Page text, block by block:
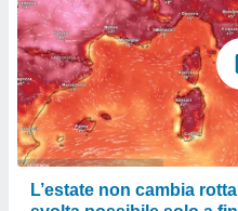
L’estate non cambia